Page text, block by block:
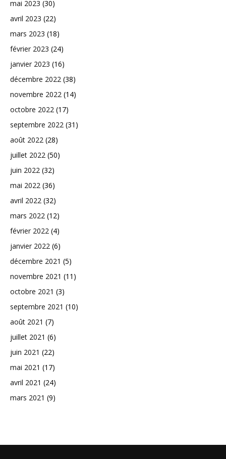
mai 2023 (30)
avril 2023 (22)
mars 2023 (18)
février 2023 (24)
janvier 2023 (16)
décembre 2022 (38)
novembre 2022 (14)
octobre 2022 (17)
septembre 2022 (31)
août 2022 (28)
juillet 2022 (50)
juin 2022 (32)
mai 2022 (36)
avril 2022 (32)
mars 2022 (12)
février 2022 (4)
janvier 2022 (6)
décembre 2021 (5)
novembre 2021 (11)
octobre 2021 (3)
septembre 2021 (10)
août 2021 (7)
juillet 2021 (6)
juin 2021 (22)
mai 2021 (17)
avril 2021 (24)
mars 2021 (9)